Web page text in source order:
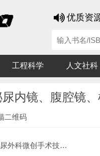
优质资
工程科学 人文社科
内镜、腹腔镜、
二维码
手术技术 泌尿内镜、腹腔镜、机器人